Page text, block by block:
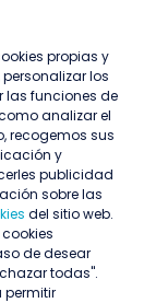
propias y
los
las funciones de
analizar el
recogemos sus
y
publicidad
sobre las
del sitio web.
de desear
todas".
permitir
su